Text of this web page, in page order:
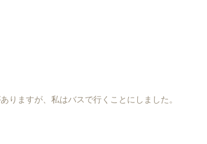
ますが、私はバスで行くことにしました。